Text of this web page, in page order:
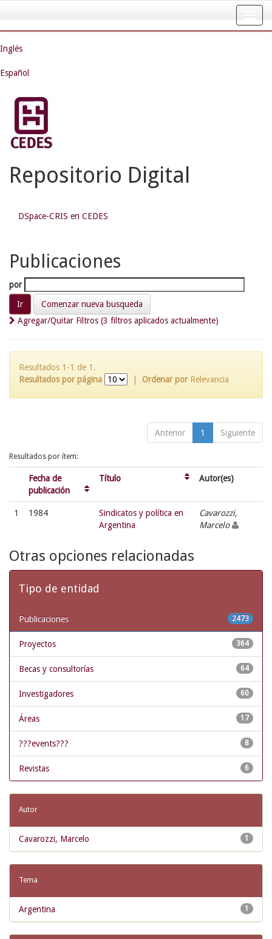
navigation
Inglés
Español
Repositorio Digital
DSpace-CRIS en CEDES
Publicaciones
por
Comenzar nueva busqueda
Agregar/Quitar Filtros (3 filtros aplicados actualmente)
Resultados 1-1 de 1.
Resultados por página
Ordenar por Relevancia
Anterior 1 Siguiente
Resultados por ítem:
Fecha de
publicación
Título Autor(es)
1 1984
Sindicatos y política en
Argentina
Cavarozzi,
Marcelo
Otras opciones relacionadas
Tipo de entidad
2473
Publicaciones
364
Proyectos
64
Becas y consultorías
60
Investigadores
17
Áreas
8
???events???
6
Revistas
Autor
1
Cavarozzi, Marcelo
Tema
1
Argentina